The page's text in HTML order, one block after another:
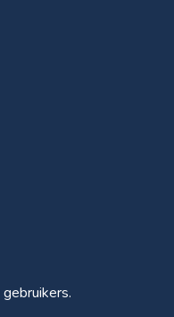
gebruikers.